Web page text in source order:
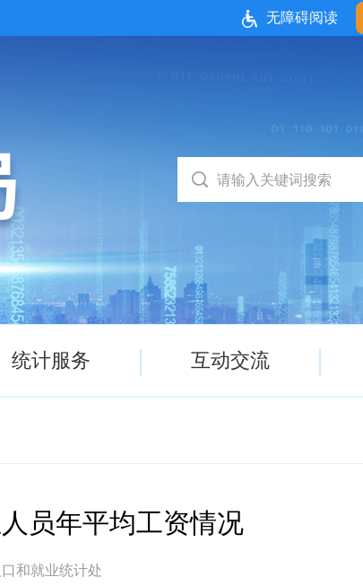
无障碍阅读
统计服务 互动交流
员年平均工资情况
口和就业统计处